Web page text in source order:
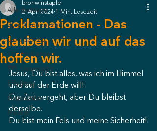
Alle Beiträge
Zum Nachdenken
God Stories
TPL Proklamiert
TPL Unterstützt
Erlebtes
Prophetien
Predigt
Proklamationen - Das
glauben wir und auf das
hoffen wir.
bronwinstaple
2. Apr. 2024 1 Min. Lesezeit
Jesus, Du bist alles, was ich im Himmel
und auf der Erde will!
Die Zeit vergeht, aber Du bleibst
derselbe.
Du bist mein Fels und meine Sicherheit!